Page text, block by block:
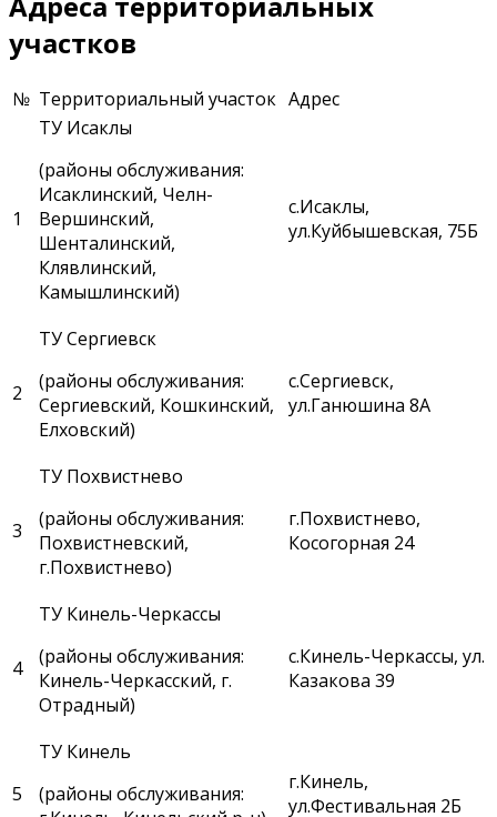
участков
№ Территориальный участок Адрес
1
ТУ Исаклы
(районы обслуживания:
Исаклинский, Челн-
Вершинский,
Шенталинский,
Клявлинский,
Камышлинский)
с.Исаклы,
ул.Куйбышевская, 75Б
2
ТУ Сергиевск
(районы обслуживания:
Сергиевский, Кошкинский,
Елховский)
с.Сергиевск,
ул.Ганюшина 8А
3
ТУ Похвистнево
(районы обслуживания:
Похвистневский,
г.Похвистнево)
г.Похвистнево,
Косогорная 24
4
ТУ Кинель-Черкассы
(районы обслуживания:
Кинель-Черкасский, г.
Отрадный)
с.Кинель-Черкассы, ул.
Казакова 39
5
ТУ Кинель
(районы обслуживания:
г.Кинель,
ул.Фестивальная 2Б